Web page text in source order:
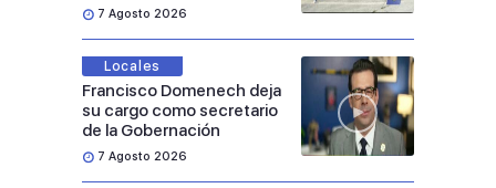
7 Agosto 2026
Locales
Francisco Domenech deja
su cargo como secretario
de la Gobernación
7 Agosto 2026